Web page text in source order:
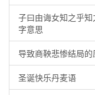
子曰由诲女知之乎
字意思
导致商鞅悲惨结局
圣诞快乐丹麦语